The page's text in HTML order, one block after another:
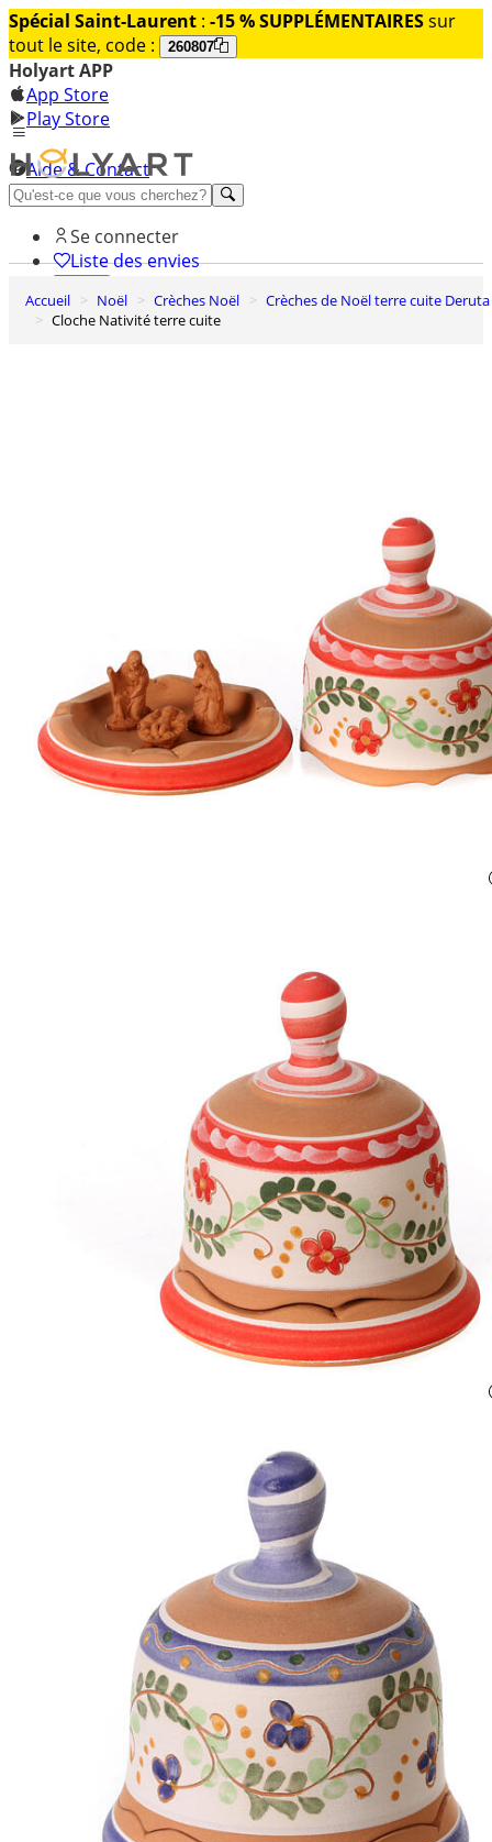
Spécial Saint-Laurent : -15 % SUPPLÉMENTAIRESsur
tout le site, code :
260807
Holyart APP
App Store
Play Store
Aide & Contact
Découvrez Premium
Se connecter
Liste des envies
0
Panier
Accueil Noël Crèches Noël
Crèches de Noël terre cuite Deruta
Cloche Nativité terre cuite